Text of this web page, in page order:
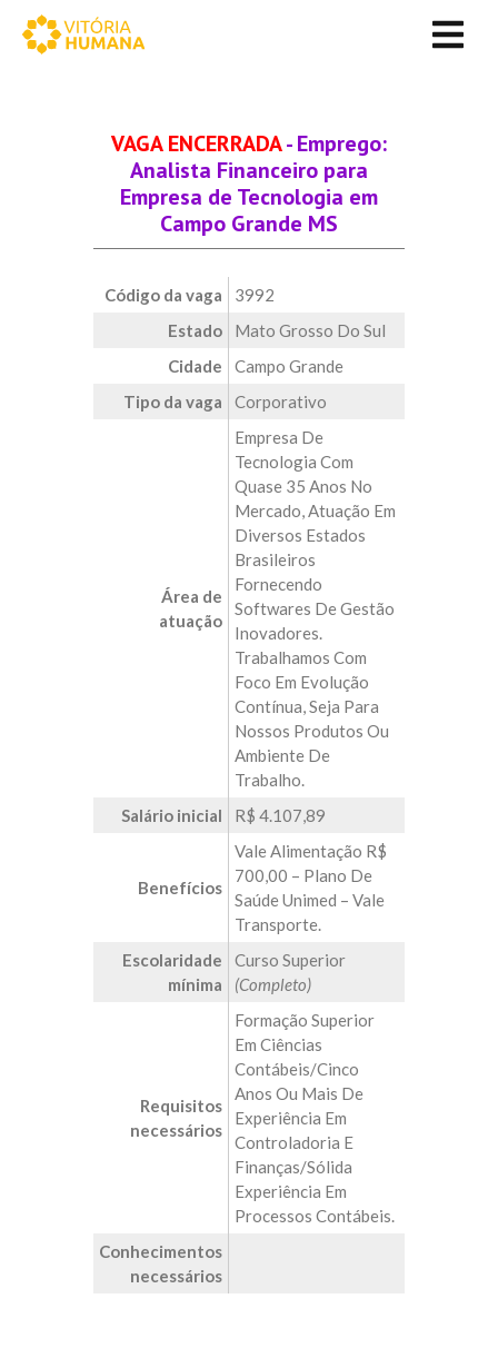
VAGA ENCERRADA- Emprego:
Analista Financeiro para
Empresa de Tecnologia em
Campo Grande MS
Código da vaga
3992
Estado
Mato Grosso Do Sul
Cidade
Campo Grande
Tipo da vaga
Corporativo
Área de
atuação
Empresa De
Tecnologia Com
Quase 35 Anos No
Mercado, Atuação Em
Diversos Estados
Brasileiros
Fornecendo
Softwares De Gestão
Inovadores.
Trabalhamos Com
Foco Em Evolução
Contínua, Seja Para
Nossos Produtos Ou
Ambiente De
Trabalho.
Salário inicial
R$ 4.107,89
Benefícios
Vale Alimentação R$
700,00 – Plano De
Saúde Unimed – Vale
Transporte.
Escolaridade
mínima
Curso Superior
(Completo)
Requisitos
necessários
Formação Superior
Em Ciências
Contábeis/Cinco
Anos Ou Mais De
Experiência Em
Controladoria E
Finanças/Sólida
Experiência Em
Processos Contábeis.
Conhecimentos
necessários